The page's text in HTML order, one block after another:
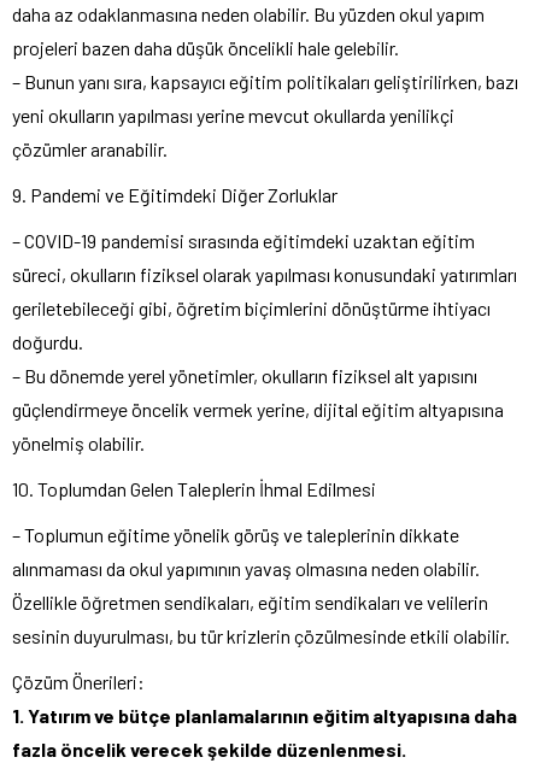
daha az odaklanmasına neden olabilir. Bu yüzden okul yapım
projeleri bazen daha düşük öncelikli hale gelebilir.
– Bunun yanı sıra, kapsayıcı eğitim politikaları geliştirilirken, bazı
yeni okulların yapılması yerine mevcut okullarda yenilikçi
çözümler aranabilir.
9. Pandemi ve Eğitimdeki Diğer Zorluklar
– COVID-19 pandemisi sırasında eğitimdeki uzaktan eğitim
süreci, okulların fiziksel olarak yapılması konusundaki yatırımları
geriletebileceği gibi, öğretim biçimlerini dönüştürme ihtiyacı
doğurdu.
– Bu dönemde yerel yönetimler, okulların fiziksel alt yapısını
güçlendirmeye öncelik vermek yerine, dijital eğitim altyapısına
yönelmiş olabilir.
10. Toplumdan Gelen Taleplerin İhmal Edilmesi
– Toplumun eğitime yönelik görüş ve taleplerinin dikkate
alınmaması da okul yapımının yavaş olmasına neden olabilir.
Özellikle öğretmen sendikaları, eğitim sendikaları ve velilerin
sesinin duyurulması, bu tür krizlerin çözülmesinde etkili olabilir.
Çözüm Önerileri:
1. Yatırım ve bütçe planlamalarının eğitim altyapısına daha
fazla öncelik verecek şekilde düzenlenmesi.